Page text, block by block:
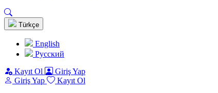
Türkçe
English
Pусский
Kayıt Ol
Giriş Yap
Giriş Yap
Kayıt Ol